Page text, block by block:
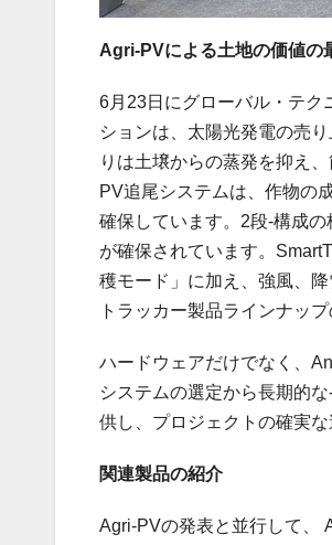
Agri-PVによる土地の価値の
6月23日にグローバル・テク
ションは、太陽光発電の売
りは土壌からの蒸発を抑え
PV追尾システムは、作物の
確保しています。2段‑構成
が確保されています。
穫モード」に加え、強風、
トラッカー製品ラインナッ
ハードウェアだけでなく、
システムの選定から長期的
供し、プロジェクトの確実な
関連製品の紹介
Agri‑PVの発表と並行して、